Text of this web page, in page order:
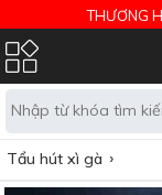
THƯƠNG
Tẩu hút xì gà